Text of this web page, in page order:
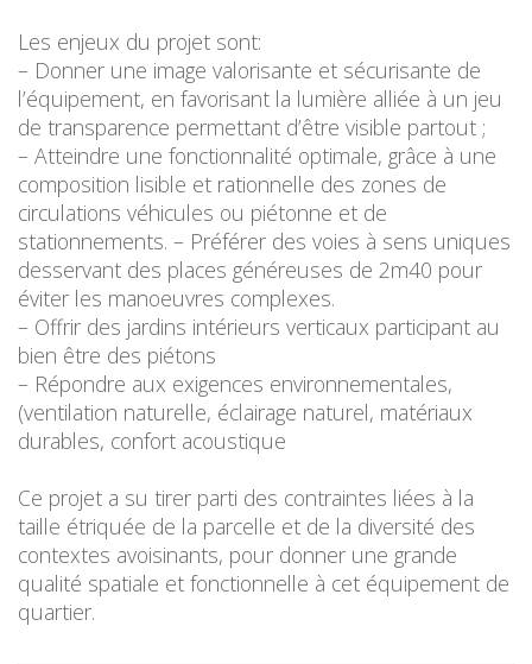
Les enjeux du projet sont:
– Donner une image valorisante et sécurisante de
l’équipement, en favorisant la lumière alliée à un jeu
de transparence permettant d’être visible partout ;
– Atteindre une fonctionnalité optimale, grâce à une
composition lisible et rationnelle des zones de
circulations véhicules ou piétonne et de
stationnements. – Préférer des voies à sens uniques
desservant des places généreuses de 2m40 pour
éviter les manoeuvres complexes.
– Offrir des jardins intérieurs verticaux participant au
bien être des piétons
– Répondre aux exigences environnementales,
(ventilation naturelle, éclairage naturel, matériaux
durables, confort acoustique
Ce projet a su tirer parti des contraintes liées à la
taille étriquée de la parcelle et de la diversité des
contextes avoisinants, pour donner une grande
qualité spatiale et fonctionnelle à cet équipement de
quartier.